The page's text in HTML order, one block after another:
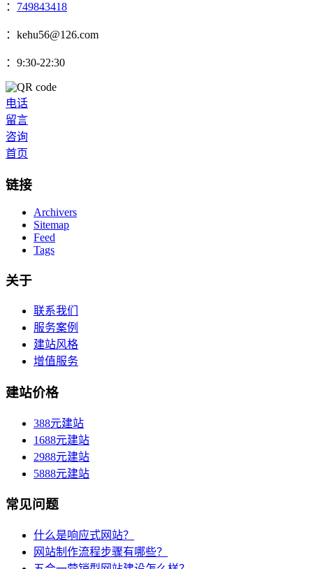
： 749843418
：kehu56@126.com
：9:30-22:30
电话
留言
咨询
首页
链接
Archivers
Sitemap
Feed
Tags
关于
联系我们
服务案例
建站风格
增值服务
建站价格
388元建站
1688元建站
2988元建站
5888元建站
常见问题
什么是响应式网站？
网站制作流程步骤有哪些？